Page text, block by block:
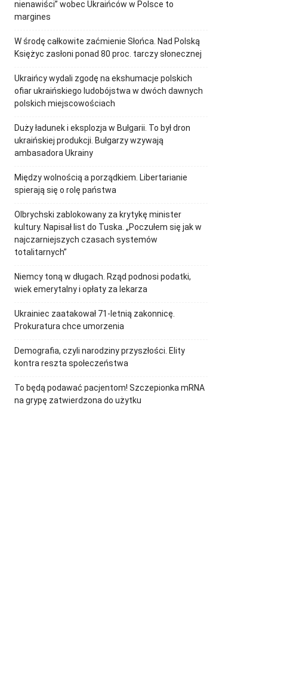
nienawiści” wobec Ukraińców w Polsce to
margines
W środę całkowite zaćmienie Słońca. Nad Polską
Księżyc zasłoni ponad 80 proc. tarczy słonecznej
Ukraińcy wydali zgodę na ekshumacje polskich
ofiar ukraińskiego ludobójstwa w dwóch dawnych
polskich miejscowościach
Duży ładunek i eksplozja w Bułgarii. To był dron
ukraińskiej produkcji. Bułgarzy wzywają
ambasadora Ukrainy
Między wolnością a porządkiem. Libertarianie
spierają się o rolę państwa
Olbrychski zablokowany za krytykę minister
kultury. Napisał list do Tuska. „Poczułem się jak w
najczarniejszych czasach systemów
totalitarnych”
Niemcy toną w długach. Rząd podnosi podatki,
wiek emerytalny i opłaty za lekarza
Ukrainiec zaatakował 71-letnią zakonnicę.
Prokuratura chce umorzenia
Demografia, czyli narodziny przyszłości. Elity
kontra reszta społeczeństwa
To będą podawać pacjentom! Szczepionka mRNA
na grypę zatwierdzona do użytku